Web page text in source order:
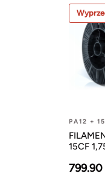
PA12 +
15CF
799.90